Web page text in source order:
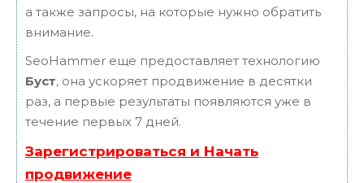
а также запросы, на которые нужно обратить
внимание.
SeoHammer еще предоставляет технологию
Буст, она ускоряет продвижение в десятки
раз, а первые результаты появляются уже в
течение первых 7 дней.
Зарегистрироваться и Начать
продвижение